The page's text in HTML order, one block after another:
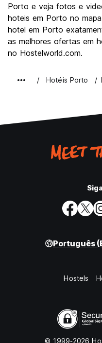
Festas / vida noturna
Custo-beneficio
Porto e veja fotos e
hoteis em Porto no
hotel em Porto
as melhores ofertas em
no Hostelworld.com.
Hotéis Porto
Português
Hostels
© 1999-2026